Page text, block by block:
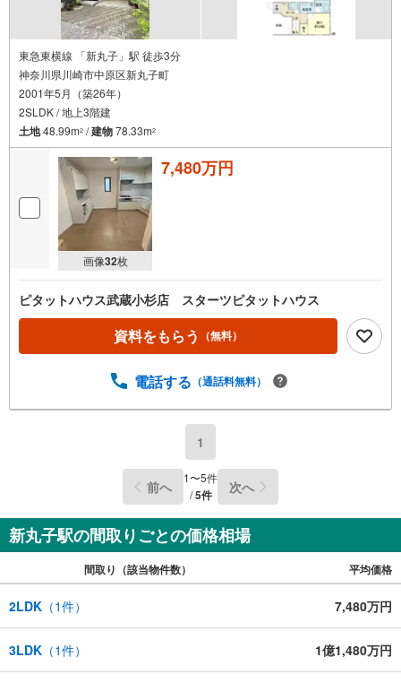
東急東横線 「新丸子」駅 徒歩3分
神奈川県川崎市中原区新丸子町
2001年5月（築26年）
2SLDK / 地上3階建
土地48.99m2 /建物78.33m2
画像32枚
7,480万円
ピタットハウス武蔵小杉店 スターツピタットハウス
資料をもらう （無料）
電話する （通話料無料）
1
前へ 1〜5件
/5件 次へ
新丸子駅の間取りごとの価格相場
間取り（該当物件数） 平均価格
2LDK （1件） 7,480万円
3LDK （1件） 1億1,480万円